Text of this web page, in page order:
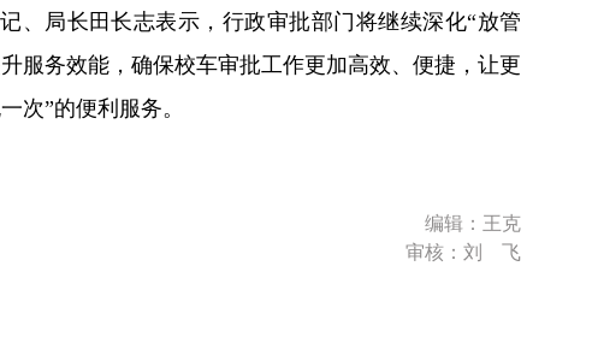
局长田长志表示，行政审批部门将继续深化“放管
服务效能，确保校车审批工作更加高效、便捷，让更
次”的便利服务。
编辑：王克
审核：刘 飞